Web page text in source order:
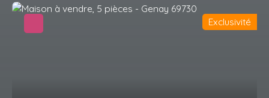
Exclusivité